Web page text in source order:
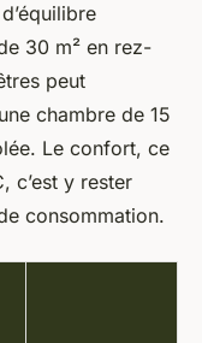
30 m² en rez-
peut
chambre de 15
Le confort, ce
c’est y rester
consommation.